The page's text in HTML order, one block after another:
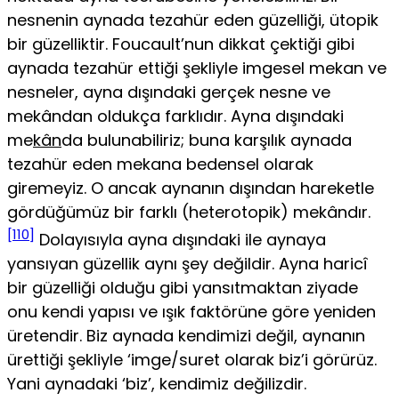
nesnenin aynada tezahür eden güzelliği, ütopik
bir güzelliktir. Foucault’nun dikkat çek­tiği gibi
aynada tezahür ettiği şekliyle imgesel mekan ve
nesneler, ayna dışındaki gerçek nesne ve
mekândan oldukça farklıdır. Ayna dışındaki
mekânda bulunabiliriz; buna karşılık aynada
tezahür eden mekana be­densel olarak
giremeyiz. O ancak aynanın dışından hareketle
gördü­ğümüz bir farklı (heterotopik) mekândır.
[110] Dolayısıyla ayna dışındaki ile aynaya
yansıyan güzellik aynı şey değildir. Ayna haricî
bir güzelliği olduğu gibi yansıtmaktan ziyade
onu kendi yapısı ve ışık faktörüne göre yeniden
üretendir. Biz aynada kendimizi değil, aynanın
ürettiği şekliyle ‘imge/suret olarak biz’i görürüz.
Yani aynadaki ‘biz’, kendimiz değilizdir.